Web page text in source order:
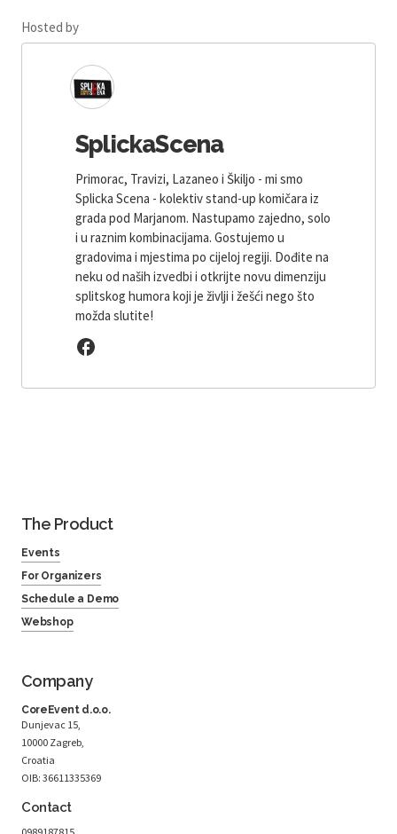
Hosted by
SplickaScena
Primorac, Travizi, Lazaneo i Škiljo - mi smo
Splicka Scena - kolektiv stand-up komičara iz
grada pod Marjanom. Nastupamo zajedno, solo
i u raznim kombinacijama. Gostujemo u
gradovima i mjestima po cijeloj regiji. Dođite na
neku od naših izvedbi i otkrijte novu dimenziju
splitskog humora koji je življi i žešći nego što
možda slutite!
The Product
Events
For Organizers
Schedule a Demo
Webshop
Company
CoreEvent d.o.o.
Dunjevac 15,
10000 Zagreb,
Croatia
OIB: 36611335369
Contact